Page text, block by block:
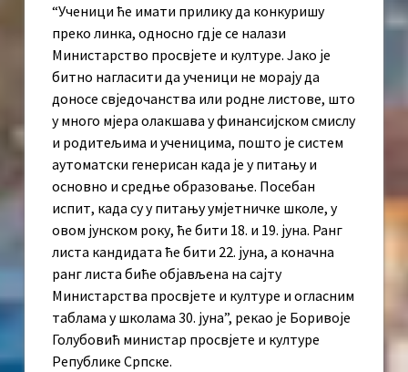
“Ученици ће имати прилику да конкуришу
преко линка, односно гдје се налази
Министарство просвјете и културе. Јако је
битно нагласити да ученици не морају да
доносе свједочанства или родне листове, што
у много мјера олакшава у финансијском смислу
и родитељима и ученицима, пошто је систем
аутоматски генерисан када је у питању и
основно и средње образовање. Посебан
испит, када су у питању умјетничке школе, у
овом јунском року, ће бити 18. и 19. јуна. Ранг
листа кандидата ће бити 22. јуна, а коначна
ранг листа биће објављена на сајту
Министарства просвјете и културе и огласним
таблама у школама 30. јуна”, рекао је Боривоје
Голубовић министар просвјете и културе
Републике Српске.